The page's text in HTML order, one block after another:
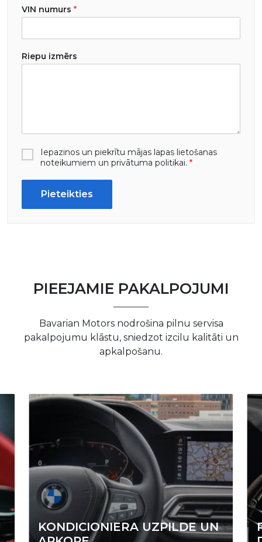
VIN numurs *
Riepu izmērs
Iepazinos un piekrītu mājas lapas lietošanas
noteikumiem un privātuma politikai. *
Pieteikties
PIEEJAMIE PAKALPOJUMI
Bavarian Motors nodrošina pilnu servisa
pakalpojumu klāstu, sniedzot izcilu kalitāti un
apkalpošanu.
KONDICIONIERA UZPILDE UN